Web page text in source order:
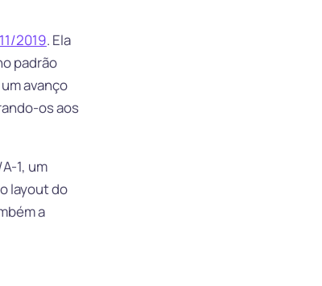
2019. Ela
padrão
avanço
os aos
1, um
layout do
a